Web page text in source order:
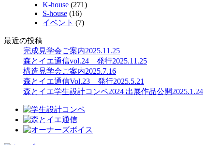
K-house (271)
S-house (16)
イベント (7)
最近の投稿
完成見学会ご案内2025.11.25
森とイエ通信vol.24 発行2025.11.25
構造見学会ご案内2025.7.16
森とイエ通信Vol.23 発行2025.5.21
森とイエ学生設計コンペ2024 出展作品公開2025.1.24